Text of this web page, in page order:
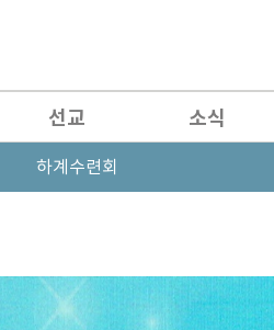
선교 소식
하계수련회